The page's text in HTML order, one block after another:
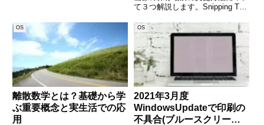
[]).push({});Windows11でのリモー
トデスクトッ
て３つ解説します。Snipping Tool
されているアプリで「画面全
体」、「アクティブウィンド
ウ」、「自由形式の領域」をキャ
プチ
OS
離散数学とは？基礎から学
ぶ重要概念と実生活での応
用
OS
2021年3月度
WindowsUpdateで印刷の
不具合(ブルースクリー